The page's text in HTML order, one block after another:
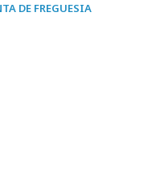
DE FREGUESIA